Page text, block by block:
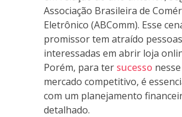
Associação Brasileira de
Eletrônico (ABComm). Esse
promissor tem atraído pessoas
interessadas em abrir loja
Porém, para ter sucesso nesse
mercado competitivo, é
com um planejamento
detalhado.